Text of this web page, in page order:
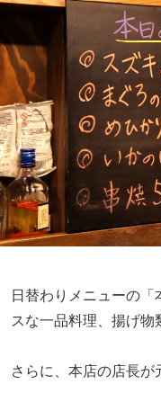
日替わりメニューの
スな一品料理、揚げ物
さらに、本店の店長が